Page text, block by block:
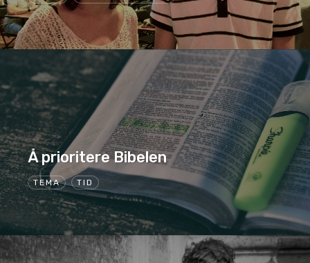
TEMA TID
Å prioritere Bibelen